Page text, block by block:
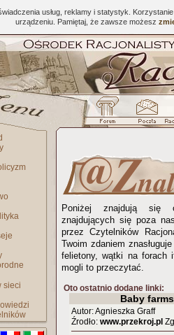
usług, reklamy i statystyk.
urządzeniu. Pamiętaj, że zawsze możesz
sieci
Poniżej znajdują się
znajdujących się poza
przez Czytelników
Twoim zdaniem
felietony, wątki na forach
mogli to przeczytać.
Oto ostatnio dodane linki:
Baby
Autor: Agnieszka Graff
Źrodło: www.przekroj.pl